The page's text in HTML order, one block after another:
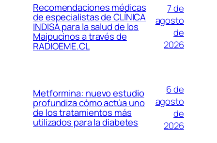
Recomendaciones médicas
de especialistas de CLÍNICA
INDISA para la salud de los
Maipucinos a través de
RADIOEME.CL
7 de
agosto
de
2026
Metformina: nuevo estudio
profundiza cómo actúa uno
de los tratamientos más
utilizados para la diabetes
6 de
agosto
de
2026